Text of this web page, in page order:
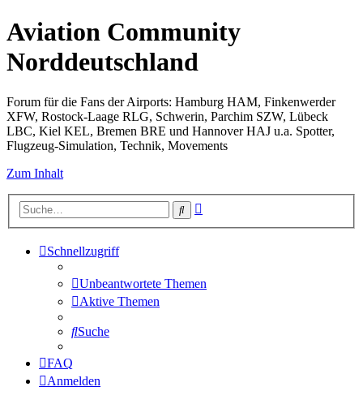
Aviation Community
Norddeutschland
Forum für die Fans der Airports: Hamburg HAM, Finkenwerder
XFW, Rostock-Laage RLG, Schwerin, Parchim SZW, Lübeck
LBC, Kiel KEL, Bremen BRE und Hannover HAJ u.a. Spotter,
Flugzeug-Simulation, Technik, Movements
Zum Inhalt
Suche
Schnellzugriff
Unbeantwortete Themen
Aktive Themen
Suche
FAQ
Anmelden